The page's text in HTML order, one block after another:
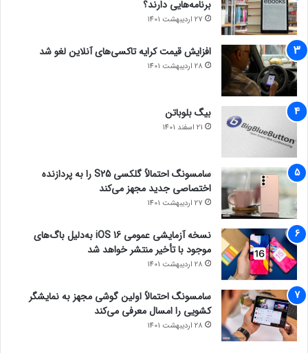
برنامه‌هایی دارند؟
27 اردیبهشت 1401
افزایش قیمت کرایه تاکسی‌های آنلاین لغو شد
28 اردیبهشت 1401
بیگ بلوباتن
21 اسفند 1401
سامسونگ احتمالاً گلکسی S25 را به پردازنده
اختصاصی جدید مجهز می‌کند
27 اردیبهشت 1401
نسخه آزمایشی عمومی iOS 16 به‌دلیل باگ‌های
موجود با تأخیر منتشر خواهد شد
28 اردیبهشت 1401
سامسونگ احتمالاً اولین گوشی مجهز به نمایشگر
کشویی را امسال معرفی می‌کند
28 اردیبهشت 1401